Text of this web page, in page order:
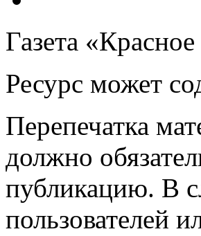
Газета
Ресурс может
Перепечатка
должно
публикацию. В
пользователей